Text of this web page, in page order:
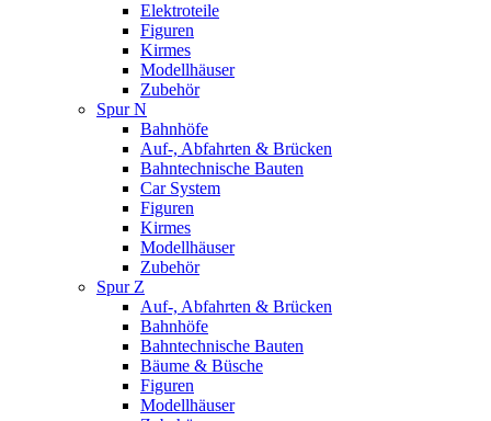
Elektroteile
Figuren
Kirmes
Modellhäuser
Zubehör
Spur N
Bahnhöfe
Auf-, Abfahrten & Brücken
Bahntechnische Bauten
Car System
Figuren
Kirmes
Modellhäuser
Zubehör
Spur Z
Auf-, Abfahrten & Brücken
Bahnhöfe
Bahntechnische Bauten
Bäume & Büsche
Figuren
Modellhäuser